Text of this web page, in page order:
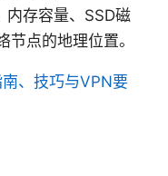
内存容量、SSD磁
点的地理位置。
、技巧与VPN要